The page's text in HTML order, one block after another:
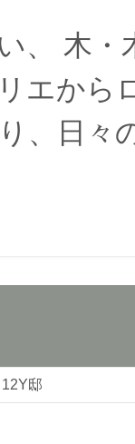
、 木・
エから
、日々
12Y邸